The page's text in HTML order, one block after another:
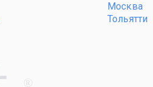
Москва
Тольятти
R